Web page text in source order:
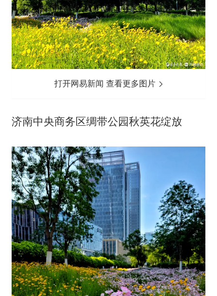
打开网易新闻 查看更多图片
济南中央商务区绸带公园秋英花绽放